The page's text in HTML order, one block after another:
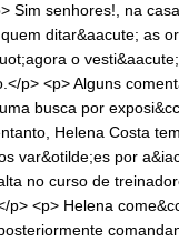
Sim senhores!, na
ditar&aacute; as
o
p> <p> Alguns
busca por
Helena Costa
var&otilde;es por
no curso de
p> <p> Helena